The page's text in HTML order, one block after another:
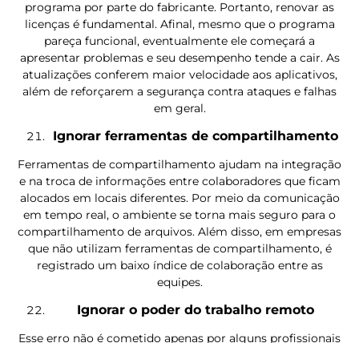
programa por parte do fabricante. Portanto, renovar as
licenças é fundamental. Afinal, mesmo que o programa
pareça funcional, eventualmente ele começará a
apresentar problemas e seu desempenho tende a cair. As
atualizações conferem maior velocidade aos aplicativos,
além de reforçarem a segurança contra ataques e falhas
em geral.
Ignorar ferramentas de compartilhamento
Ferramentas de compartilhamento ajudam na integração
e na troca de informações entre colaboradores que ficam
alocados em locais diferentes. Por meio da comunicação
em tempo real, o ambiente se torna mais seguro para o
compartilhamento de arquivos. Além disso, em empresas
que não utilizam ferramentas de compartilhamento, é
registrado um baixo índice de colaboração entre as
equipes.
Ignorar o poder do trabalho remoto
Esse erro não é cometido apenas por alguns profissionais